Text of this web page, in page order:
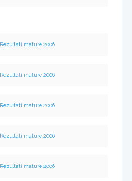
Rezultati mature 2006
Rezultati mature 2006
Rezultati mature 2006
Rezultati mature 2006
Rezultati mature 2006